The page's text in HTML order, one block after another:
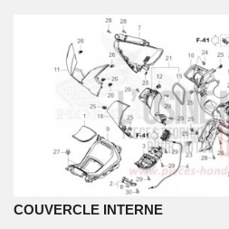
COUVERCLE INTERNE